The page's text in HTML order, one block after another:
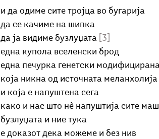
и да одиме сите тројца во бугарија
да се качиме на шипка
да ја видиме бузлуџата [3]
една купола вселенски брод
една печурка генетски
која никна од источната меланхолија
и која е напуштена сега
како и нас што нè напуштија сите
бузлуџата и ние тука
е доказот дека можеме и без нив